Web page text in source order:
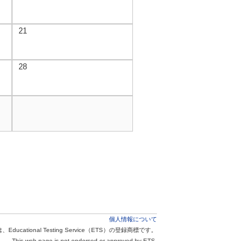
21
28
個人情報について
Educational Testing Service（ETS）の登録商標です。